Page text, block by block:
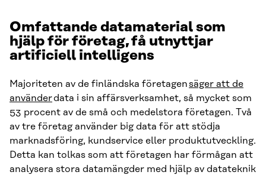
Omfattande datamaterial som
hjälp för företag, få utnyttjar
artificiell intelligens
Majoriteten av de finländska företagensäger att de
använderdata i sin affärsverksamhet, så mycket som
53 procent av de små och medelstora företagen. Två
av tre företag använder big data för att stödja
marknadsföring, kundservice eller produktutveckling.
Detta kan tolkas som att företagen har förmågan att
analysera stora datamängder med hjälp av datateknik